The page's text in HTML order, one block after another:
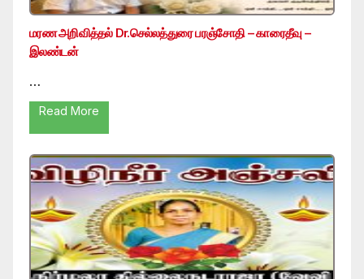
மரண அறிவித்தல் Dr.செல்லத்துரை பரஞ்சோதி – காரைதீவு –
இலண்டன்
…
Read More